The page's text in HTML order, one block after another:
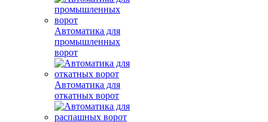
Автоматика для
промышленных
ворот
Автоматика для
откатных ворот